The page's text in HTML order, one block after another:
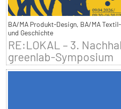
BA/MA Produkt-Design, BA/MA
und Geschichte
RE:LOKAL – 3.
greenlab-Symposium